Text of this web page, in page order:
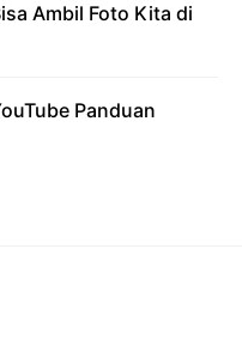
Ambil Foto Kita di
Panduan